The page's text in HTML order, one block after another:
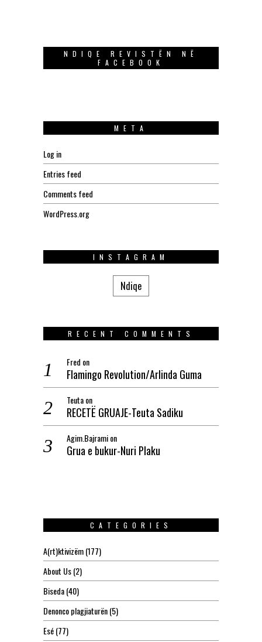
NDIQE REVISTËN NË
FACEBOOK
META
Log in
Entries feed
Comments feed
WordPress.org
INSTAGRAM
Ndiqe
RECENT COMMENTS
Fred on
Flamingo Revolution/Arlinda Guma
Teutaon
RECETË GRUAJE-Teuta Sadiku
Agim.Bajramion
Grua e bukur-Nuri Plaku
CATEGORIES
A(rt)ktivizëm(177)
About Us(2)
Biseda(40)
Denonco plagjiaturën(5)
Esé(77)